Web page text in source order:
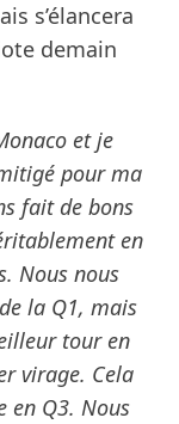
s’élancera
demain
et je
pour ma
fait de bons
en
Nous nous
la Q1, mais
tour en
virage. Cela
en Q3. Nous